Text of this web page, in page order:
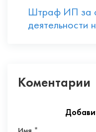
Штраф ИП за
Коментарии